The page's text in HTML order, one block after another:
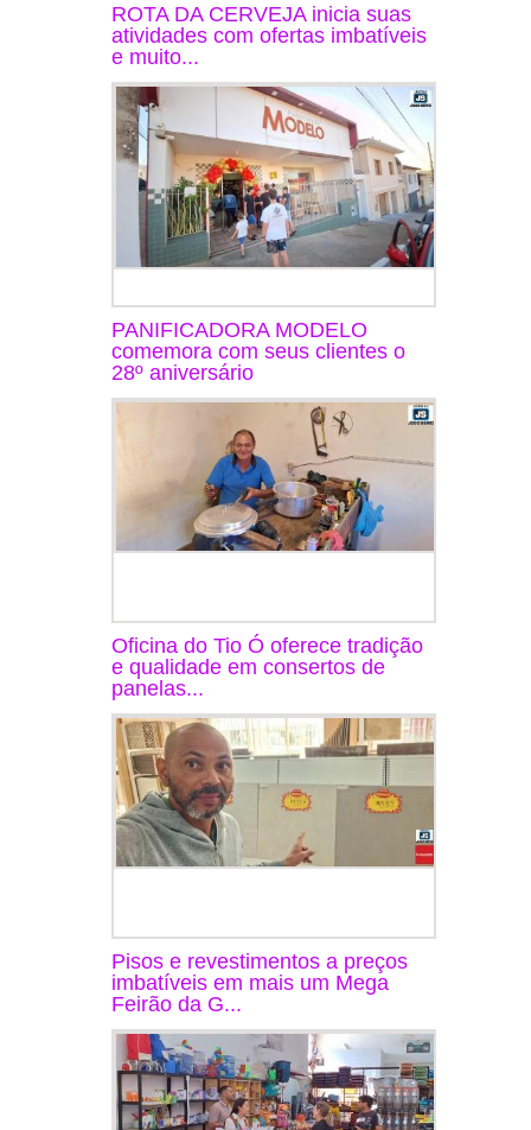
ROTA DA CERVEJA inicia suas
atividades com ofertas imbatíveis
e muito...
PANIFICADORA MODELO
comemora com seus clientes o
28º aniversário
Oficina do Tio Ó oferece tradição
e qualidade em consertos de
panelas...
Pisos e revestimentos a preços
imbatíveis em mais um Mega
Feirão da G...